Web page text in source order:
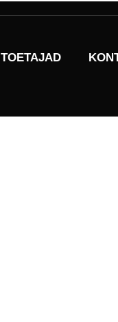
TOETAJAD